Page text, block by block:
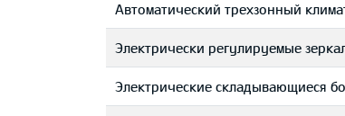
Автоматический трехзонный
Электрически регулируемые
Электрические складывающиеся